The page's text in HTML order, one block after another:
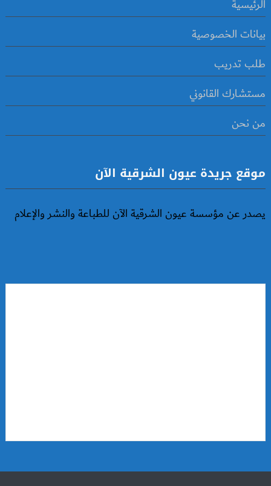
الرئيسية
بيانات الخصوصية
طلب تدريب
مستشارك القانوني
من نحن
موقع جريدة عيون الشرقية الآن
يصدر عن مؤسسة عيون الشرقية الآن للطباعة والنشر والإعلام